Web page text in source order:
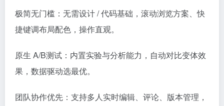
极简无门槛：无需设计 / 代码基础，滚动浏览方案、快
捷键调布局配色，操作直观。
原生 A/B测试：内置实验与分析能力，自动对比变体效
果，数据驱动选最优。
团队协作优先：支持多人实时编辑、评论、版本管理，